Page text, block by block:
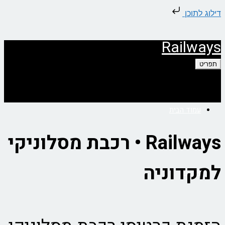
דילוג לתוכן
Railways
תפריט
אודות
Railways • רכבת מסלוניקי
למקדוניה